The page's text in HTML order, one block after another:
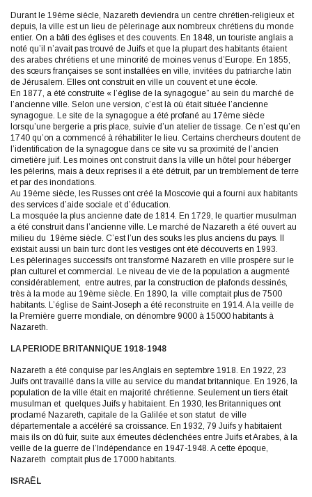
Durant le 19ème siècle, Nazareth deviendra un centre chrétien-religieux et
depuis, la ville est un lieu de pèlerinage aux nombreux chrétiens du monde
entier. On a bâti des églises et des couvents. En 1848, un touriste anglais a
noté qu’il n’avait pas trouvé de Juifs et que la plupart des habitants étaient
des arabes chrétiens et une minorité de moines venus d’Europe. En 1855,
des sœurs françaises se sont installées en ville, invitées du patriarche latin
de Jérusalem. Elles ont construit en ville un couvent et une école.
En 1877, a été construite « l’église de la synagogue” au sein du marché de
l’ancienne ville. Selon une version, c’est là où était située l’ancienne
synagogue. Le site de la synagogue a été profané au 17ème siècle
lorsqu’une bergerie a pris place, suivie d’un atelier de tissage. Ce n’est qu’en
1740 qu’on a commencé à réhabiliter le lieu. Certains chercheurs doutent de
l’identification de la synagogue dans ce site vu sa proximité de l’ancien
cimetière juif. Les moines ont construit dans la ville un hôtel pour héberger
les pèlerins, mais à deux reprises il a été détruit, par un tremblement de terre
et par des inondations.
Au 19ème siècle, les Russes ont créé la Moscovie qui a fourni aux habitants
des services d’aide sociale et d’éducation.
La mosquée la plus ancienne date de 1814. En 1729, le quartier musulman
a été construit dans l’ancienne ville. Le marché de Nazareth a été ouvert au
milieu du 19ème siècle. C’est l’un des souks les plus anciens du pays. Il
existait aussi un bain turc dont les vestiges ont été découverts en 1993.
Les pèlerinages successifs ont transformé Nazareth en ville prospère sur le
plan culturel et commercial. Le niveau de vie de la population a augmenté
considérablement, entre autres, par la construction de plafonds dessinés,
très à la mode au 19ème siècle. En 1890, la ville comptait plus de 7500
habitants. L’église de Saint-Joseph a été reconstruite en 1914. A la veille de
la Première guerre mondiale, on dénombre 9000 à 15000 habitants à
Nazareth.
LA PERIODE BRITANNIQUE 1918-1948
Nazareth a été conquise par les Anglais en septembre 1918. En 1922, 23
Juifs ont travaillé dans la ville au service du mandat britannique. En 1926, la
population de la ville était en majorité chrétienne. Seulement un tiers était
musulman et quelques Juifs y habitaient. En 1930, les Britanniques ont
proclamé Nazareth, capitale de la Galilée et son statut de ville
départementale a accéléré sa croissance. En 1932, 79 Juifs y habitaient
mais ils on dû fuir, suite aux émeutes déclenchées entre Juifs et Arabes, à la
veille de la guerre de l’Indépendance en 1947-1948. A cette époque,
Nazareth comptait plus de 17000 habitants.
ISRAËL